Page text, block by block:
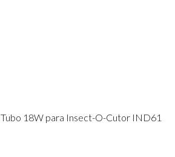
Tubo 18W para Insect-O-Cutor IND61